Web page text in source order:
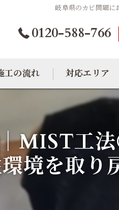
岐阜県のカビ問題に
0120-588-766
工の流れ 対応エリア
大阪のカビ取り
東京のカビ取り
愛知のカビ取り
MIST工
境を取り